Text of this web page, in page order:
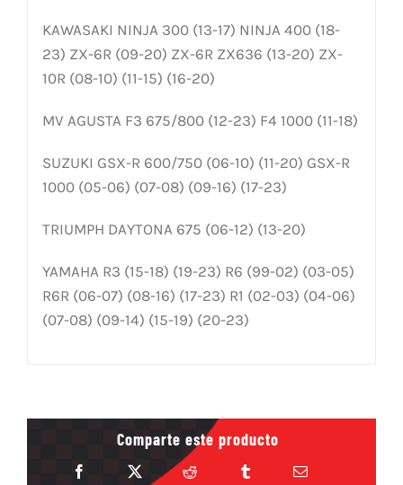
KAWASAKI NINJA 300 (13-17) NINJA 400 (18-
23) ZX-6R (09-20) ZX-6R ZX636 (13-20) ZX-
10R (08-10) (11-15) (16-20)
MV AGUSTA F3 675/800 (12-23) F4 1000 (11-18)
SUZUKI GSX-R 600/750 (06-10) (11-20) GSX-R
1000 (05-06) (07-08) (09-16) (17-23)
TRIUMPH DAYTONA 675 (06-12) (13-20)
YAMAHA R3 (15-18) (19-23) R6 (99-02) (03-05)
R6R (06-07) (08-16) (17-23) R1 (02-03) (04-06)
(07-08) (09-14) (15-19) (20-23)
Comparte este producto